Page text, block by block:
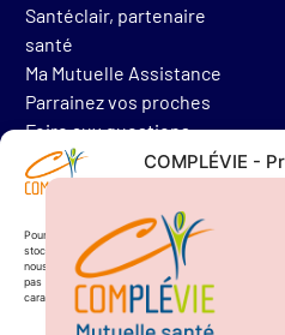
COMPLÉVIE -
Pour offrir les meilleures expériences, nous
stocker et/ou accéder aux informations des
nous permettra de traiter des données telles que le
pas consentir ou de retirer son consentement peut
caractéristiques et fonctions.
Santéclair, partenaire
santé
Ma Mutuelle Assistance
Parrainez vos proches
Foire aux questions